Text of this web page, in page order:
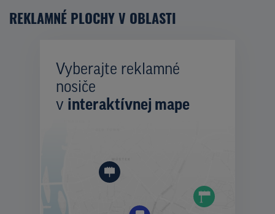
REKLAMNÉ PLOCHY V OBLASTI
Vyberajte reklamné
nosiče
v interaktívnej mape